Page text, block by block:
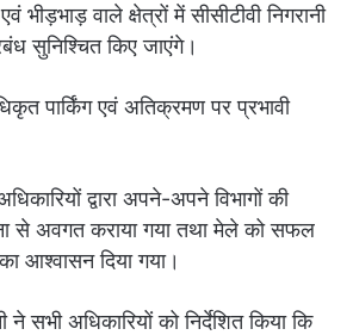
वाले क्षेत्रों में सीसीटीवी निगरानी
सुनिश्चित किए जाएंगे।
पार्किंग एवं अतिक्रमण पर प्रभावी
द्वारा अपने-अपने विभागों की
से अवगत कराया गया तथा मेले को सफल
आश्वासन दिया गया।
ने सभी अधिकारियों को निर्देशित किया कि